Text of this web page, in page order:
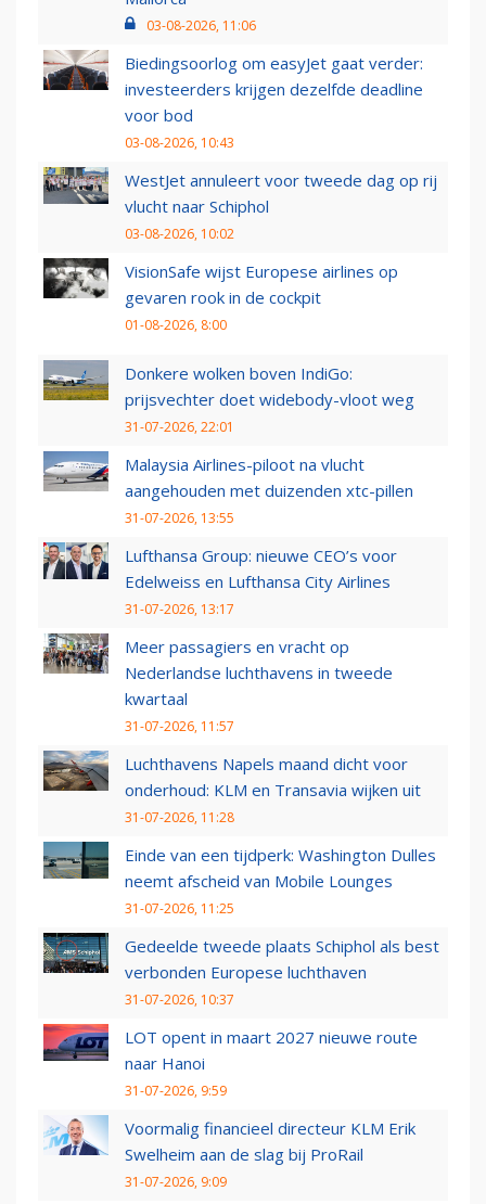
03-08-2026, 11:06
Biedingsoorlog om easyJet gaat verder:
investeerders krijgen dezelfde deadline
voor bod
03-08-2026, 10:43
WestJet annuleert voor tweede dag op rij
vlucht naar Schiphol
03-08-2026, 10:02
VisionSafe wijst Europese airlines op
gevaren rook in de cockpit
01-08-2026, 8:00
Donkere wolken boven IndiGo:
prijsvechter doet widebody-vloot weg
31-07-2026, 22:01
Malaysia Airlines-piloot na vlucht
aangehouden met duizenden xtc-pillen
31-07-2026, 13:55
Lufthansa Group: nieuwe CEO’s voor
Edelweiss en Lufthansa City Airlines
31-07-2026, 13:17
Meer passagiers en vracht op
Nederlandse luchthavens in tweede
kwartaal
31-07-2026, 11:57
Luchthavens Napels maand dicht voor
onderhoud: KLM en Transavia wijken uit
31-07-2026, 11:28
Einde van een tijdperk: Washington Dulles
neemt afscheid van Mobile Lounges
31-07-2026, 11:25
Gedeelde tweede plaats Schiphol als best
verbonden Europese luchthaven
31-07-2026, 10:37
LOT opent in maart 2027 nieuwe route
naar Hanoi
31-07-2026, 9:59
Voormalig financieel directeur KLM Erik
Swelheim aan de slag bij ProRail
31-07-2026, 9:09